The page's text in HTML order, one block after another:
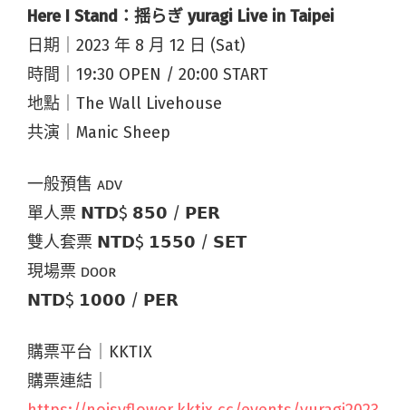
Here I Stand：揺らぎ yuragi Live in Taipei
日期｜2023 年 8 月 12 日 (Sat)
時間｜19:30 OPEN / 20:00 START
地點｜The Wall Livehouse
共演｜Manic Sheep
一般預售 ᴀᴅᴠ
單人票 𝗡𝗧𝗗$ 𝟴𝟱𝟬 ​/ 𝗣𝗘𝗥
雙人套票 𝗡𝗧𝗗$ 𝟭𝟱𝟱𝟬 / 𝗦𝗘𝗧
​​現場票 ᴅᴏᴏʀ
𝗡𝗧𝗗$ 𝟭𝟬𝟬𝟬 / 𝗣𝗘𝗥
購票平台｜KKTIX
購票連結｜